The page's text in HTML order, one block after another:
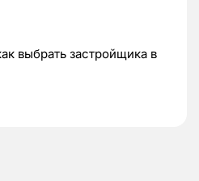
выбрать застройщика в